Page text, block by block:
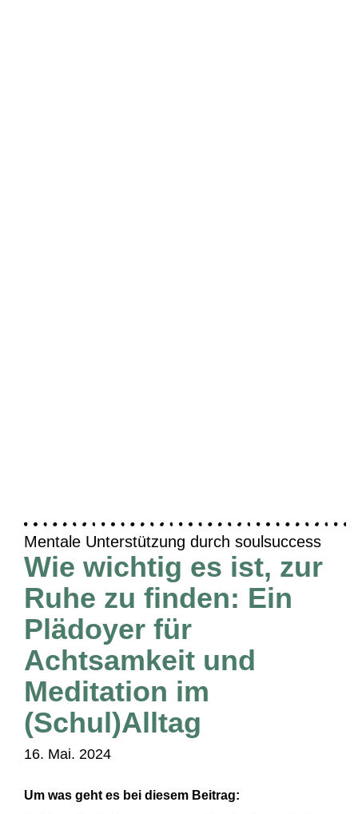
Mentale Unterstützung durch soulsuccess
Wie wichtig es ist, zur
Ruhe zu finden: Ein
Plädoyer für
Achtsamkeit und
Meditation im
(Schul)Alltag
16. Mai. 2024
Um was geht es bei diesem Beitrag: